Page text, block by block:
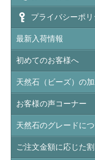
プライバシーポリ
最新入荷情報
初めてのお客様へ
天然石（ビーズ）の
お客様の声コーナー
天然石のグレードに
ご注文金額に応じた